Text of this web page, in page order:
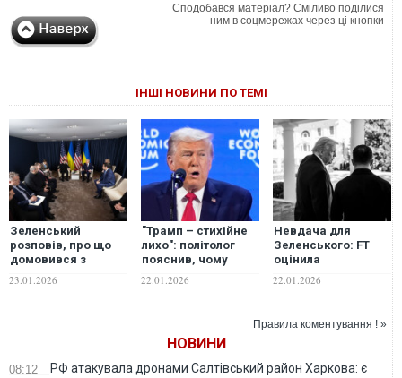
Сподобався матеріал? Сміливо поділися
ним в соцмережах через ці кнопки
ІНШІ НОВИНИ ПО ТЕМІ
Зеленський
розповів, про що
домовився з
Трампом у Давосі
23.01.2026
"Трамп – стихійне
лихо": політолог
пояснив, чому
критики не знають,
як його зупинити
22.01.2026
Невдача для
Зеленського: FT
оцінила
переговори з
Трампом у Давосі
22.01.2026
Правила коментування ! »
НОВИНИ
08:12
РФ атакувала дронами Салтівський район Харкова: є